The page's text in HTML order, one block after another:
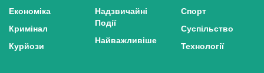
Економіка
Кримінал
Курйози
Надзвичайні
Події
Найважливіше
Спорт
Суспільство
Технології